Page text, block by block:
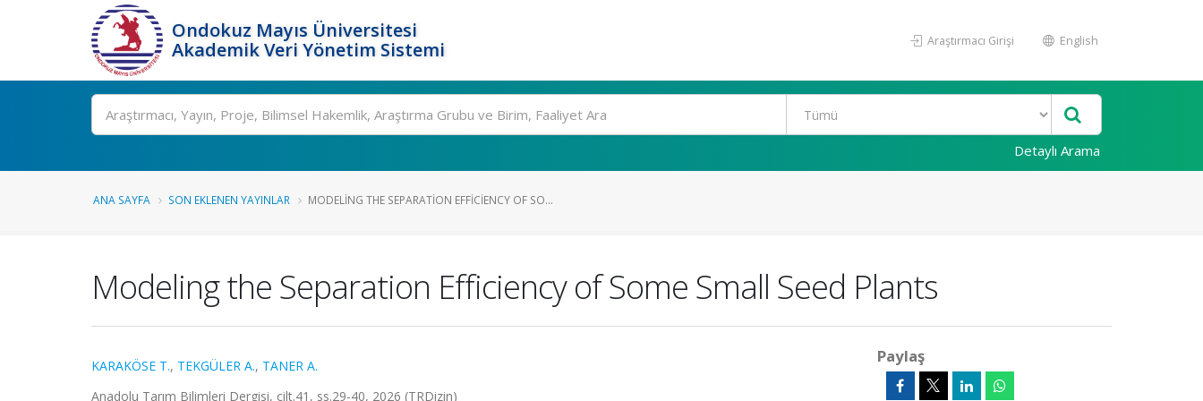
Ondokuz Mayıs Üniversitesi
Akademik Veri Yönetim Sistemi
Araştırmacı Girişi English
Ara
Detaylı Arama
ANA SAYFA SON EKLENEN YAYINLAR MODELING THE SEPARATION EFFICIENCY OF SO...
Modeling the Separation Efficiency of Some Small Seed Plants
KARAKÖSE T., TEKGÜLER A., TANER A.
Anadolu Tarım Bilimleri Dergisi, cilt.41, ss.29-40, 2026 (TRDizin)
Paylaş